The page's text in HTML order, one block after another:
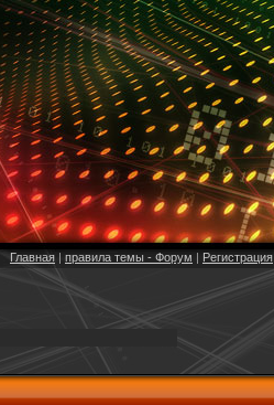
Главная | правила темы - Форум | Регистрация